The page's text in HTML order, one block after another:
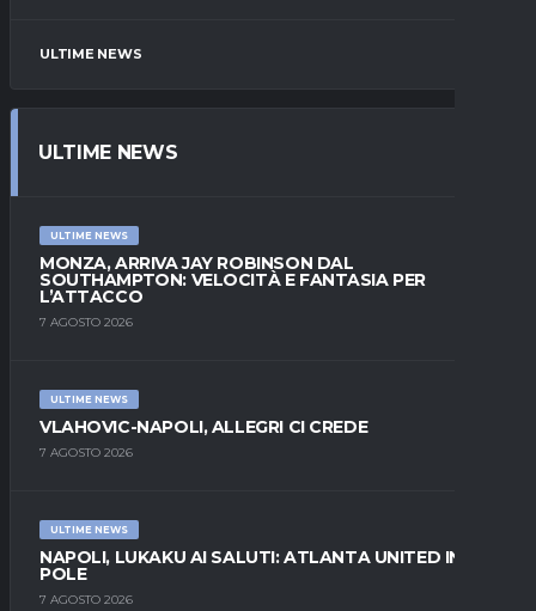
ULTIME NEWS
ULTIME NEWS
ULTIME NEWS
MONZA, ARRIVA JAY ROBINSON DAL
SOUTHAMPTON: VELOCITÀ E FANTASIA PER
L’ATTACCO
7 AGOSTO 2026
ULTIME NEWS
VLAHOVIC-NAPOLI, ALLEGRI CI CREDE
7 AGOSTO 2026
ULTIME NEWS
NAPOLI, LUKAKU AI SALUTI: ATLANTA UNITED IN
POLE
7 AGOSTO 2026